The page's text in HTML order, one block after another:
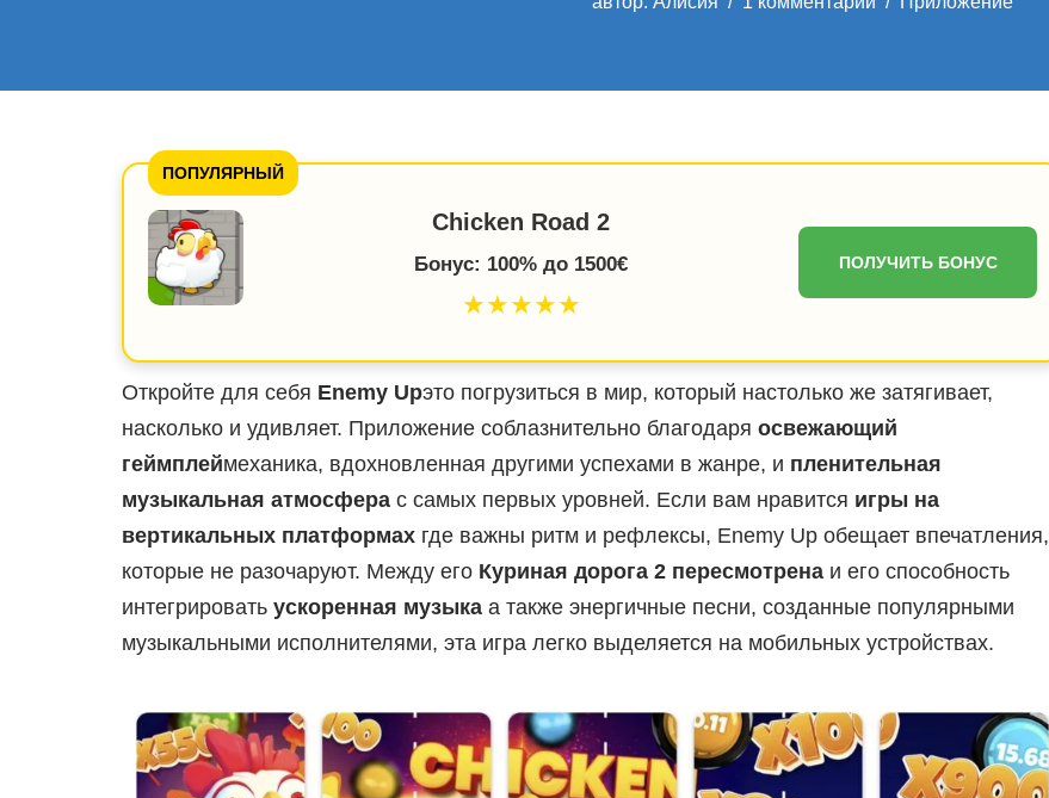
ПОПУЛЯРНЫЙ
Chicken Road 2
Бонус: 100% до 1500€
★★★★★
ПОЛУЧИТЬ БОНУС
Откройте для себя Enemy Upэто погрузиться в мир, который настолько же затягивает,
насколько и удивляет. Приложение соблазнительно благодаря освежающий
геймплеймеханика, вдохновленная другими успехами в жанре, и пленительная
музыкальная атмосфера с самых первых уровней. Если вам нравится игры на
вертикальных платформах где важны ритм и рефлексы, Enemy Up обещает впечатления,
которые не разочаруют. Между его Куриная дорога 2 пересмотрена и его способность
интегрировать ускоренная музыка а также энергичные песни, созданные популярными
музыкальными исполнителями, эта игра легко выделяется на мобильных устройствах.